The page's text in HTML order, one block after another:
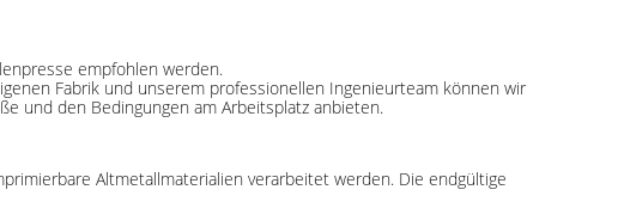
empfohlen werden.
Fabrik und unserem professionellen Ingenieurteam können wir
und den Bedingungen am Arbeitsplatz anbieten.
Altmetallmaterialien verarbeitet werden. Die endgültige